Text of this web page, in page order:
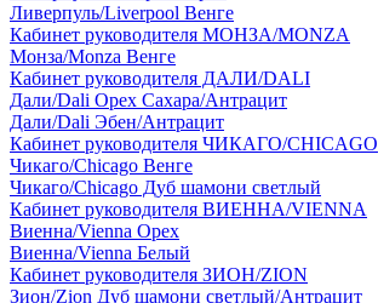
Ливерпуль/Liverpool Венге
Кабинет руководителя МОНЗА/MONZA
Монза/Monza Венге
Кабинет руководителя ДАЛИ/DALI
Дали/Dali Орех Cахара/Антрацит
Дали/Dali Эбен/Антрацит
Кабинет руководителя ЧИКАГО/CHICAGO
Чикаго/Chicago Венге
Чикаго/Chicago Дуб шамони светлый
Кабинет руководителя ВИЕННА/VIENNA
Виенна/Vienna Орех
Виенна/Vienna Белый
Кабинет руководителя ЗИОН/ZION
Зион/Zion Дуб шамони светлый/Антрацит